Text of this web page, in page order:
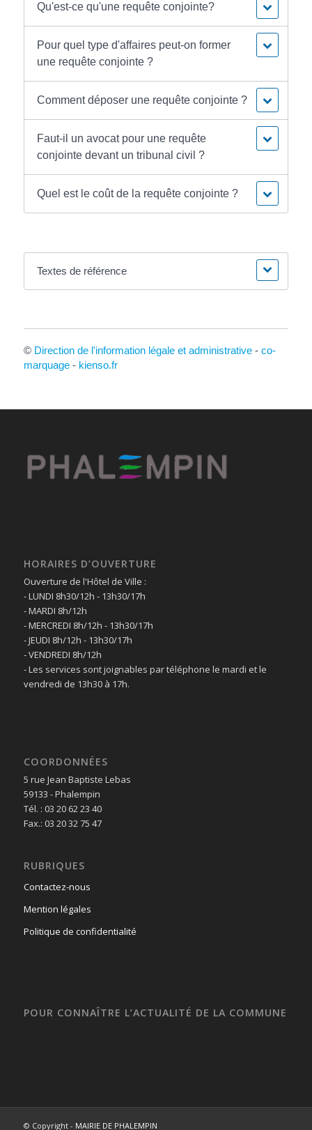
Qu'est-ce qu'une requête conjointe?
Pour quel type d'affaires peut-on former
une requête conjointe ?
Comment déposer une requête conjointe ?
Faut-il un avocat pour une requête
conjointe devant un tribunal civil ?
Quel est le coût de la requête conjointe ?
Textes de référence
© Direction de l'information légale et administrative- co-
marquage- kienso.fr
HORAIRES D’OUVERTURE
Ouverture de l'Hôtel de Ville :
- LUNDI 8h30/12h - 13h30/17h
- MARDI 8h/12h
- MERCREDI 8h/12h - 13h30/17h
- JEUDI 8h/12h - 13h30/17h
- VENDREDI 8h/12h
- Les services sont joignables par téléphone le mardi et le
vendredi de 13h30 à 17h.
COORDONNÉES
5 rue Jean Baptiste Lebas
59133 - Phalempin
Tél. : 03 20 62 23 40
Fax.: 03 20 32 75 47
RUBRIQUES
Contactez-nous
Mention légales
Politique de confidentialité
POUR CONNAÎTRE L’ACTUALITÉ DE LA COMMUNE
© Copyright - MAIRIE DE PHALEMPIN